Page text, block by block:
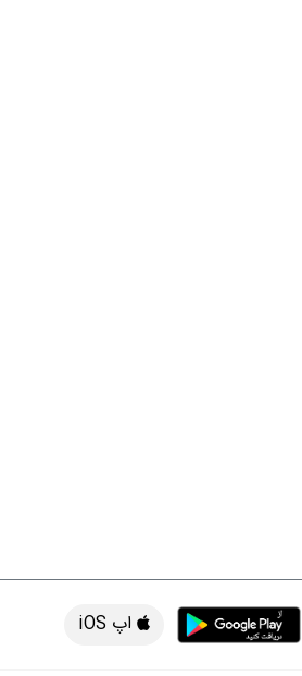
اپ iOS